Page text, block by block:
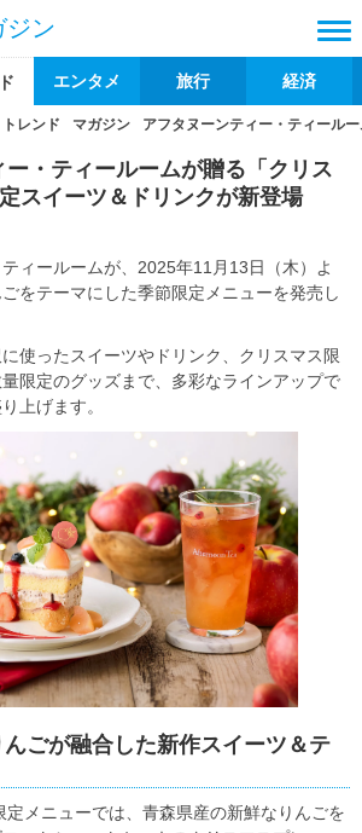
ジン
エンタメ 旅行 経済
トレンド マガジン アフタヌーンティー・ティール
・ティールームが贈る「クリス
スイーツ＆ドリンクが新登場
ィールームが、2025年11月13日（木）よ
をテーマにした季節限定メニューを発売し
使ったスイーツやドリンク、クリスマス限
限定のグッズまで、多彩なラインアップで
上げます。
ごが融合した新作スイーツ＆テ
メニューでは、青森県産の新鮮なりんごを